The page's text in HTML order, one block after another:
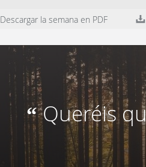
Descargar la semana en PDF
“Queréis